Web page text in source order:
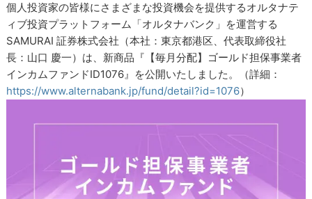
個人投資家の皆様にさまざまな投資機会を提供するオルタナテ
ィブ投資プラットフォーム「オルタナバンク」を運営する
SAMURAI 証券株式会社（本社：東京都港区、代表取締役社
長：山口 慶一）は、新商品『【毎月分配】ゴールド担保事業者
インカムファンドID1076』を公開いたしました。（詳細：
https://www.alternabank.jp/fund/detail?id=1076）